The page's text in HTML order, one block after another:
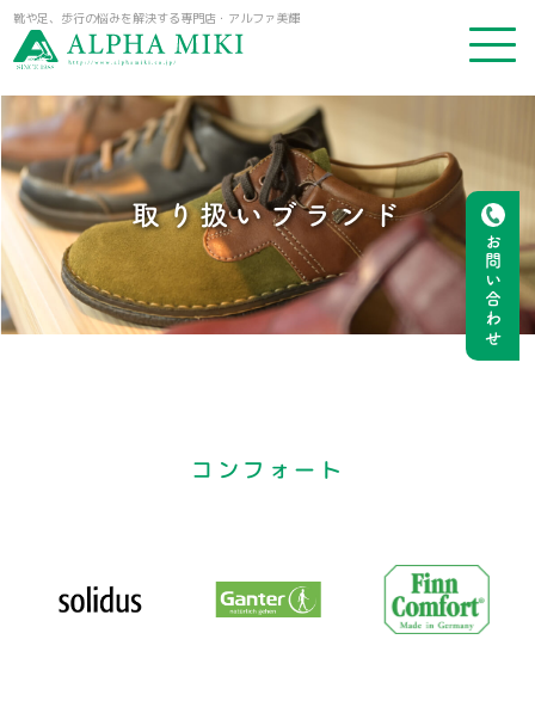
靴や足、歩行の悩みを解決する専門店・アルファ美輝
お問い合わせ
取り扱いブランド
コンフォート